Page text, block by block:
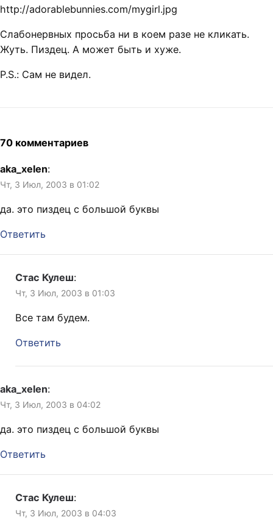
http://adorablebunnies.com/mygirl.jpg
Слабонервных просьба ни в коем разе не кликать.
Жуть. Пиздец. А может быть и хуже.
P.S.: Сам не видел.
70 комментариев
aka_xelen:
Чт, 3 Июл, 2003 в 01:02
да. это пиздец с большой буквы
Ответить
Стас Кулеш:
Чт, 3 Июл, 2003 в 01:03
Все там будем.
Ответить
aka_xelen:
Чт, 3 Июл, 2003 в 04:02
да. это пиздец с большой буквы
Ответить
Стас Кулеш:
Чт, 3 Июл, 2003 в 04:03